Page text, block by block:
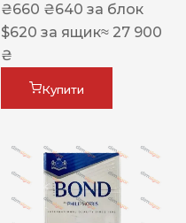
₴660 ₴640 за блок
$620 за ящик≈ 27 900
₴
Купити